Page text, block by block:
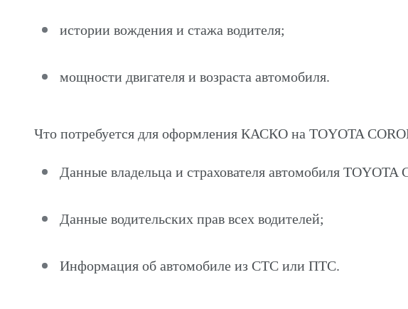
истории вождения и стажа водителя;
мощности двигателя и возраста автомобиля.
Что потребуется для оформления КАСКО на TOYOTA
Данные владельца и страхователя автомобиля TOYOTA
Данные водительских прав всех водителей;
Информация об автомобиле из СТС или ПТС.